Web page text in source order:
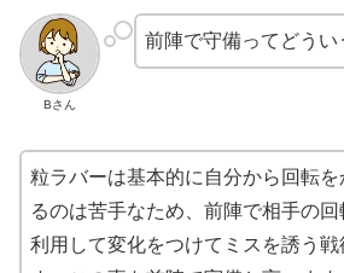
Bさん
前陣で守備ってどうい
粒ラバーは基本的に自分から回転を
るのは苦手なため、前陣で相手の回
利用して変化をつけてミスを誘う戦